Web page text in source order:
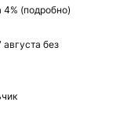
(подробно)
без